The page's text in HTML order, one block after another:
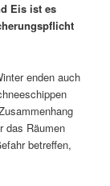
Eis ist es
enden auch
das Räumen
betreffen,